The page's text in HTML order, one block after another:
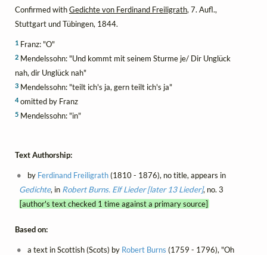
Confirmed withGedichte von Ferdinand Freiligrath, 7. Aufl.,
Stuttgart und Tübingen, 1844.
1 Franz: "O"
2 Mendelssohn: "Und kommt mit seinem Sturme je/ Dir Unglück
nah, dir Unglück nah"
3 Mendelssohn: "teilt ich's ja, gern teilt ich's ja"
4omitted by Franz
5 Mendelssohn: "in"
Text Authorship:
by Ferdinand Freiligrath(1810 - 1876), no title, appears in
Gedichte, in Robert Burns. Elf Lieder [later 13 Lieder], no. 3
[author's text checked 1 time against a primary source]
Based on:
a text in Scottish (Scots) by Robert Burns (1759 - 1796), "Oh